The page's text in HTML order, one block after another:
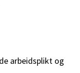
arbeidsplikt og